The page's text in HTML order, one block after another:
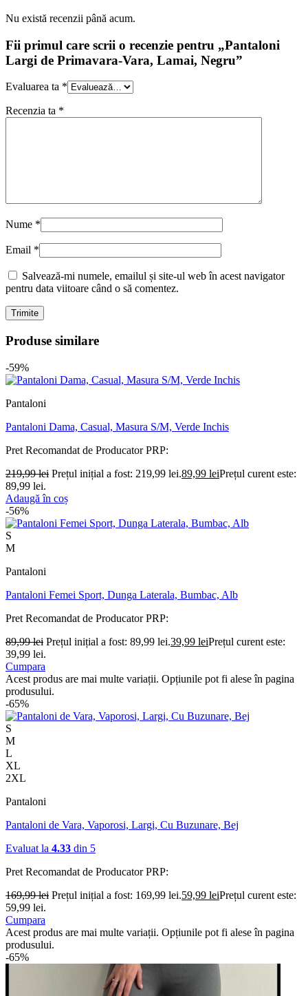
Nu există recenzii până acum.
Fii primul care scrii o recenzie pentru „Pantaloni
Largi de Primavara-Vara, Lamai, Negru”
Evaluarea ta *
Recenzia ta *
Nume *
Email *
Salvează-mi numele, emailul și site-ul web în acest navigator
pentru data viitoare când o să comentez.
Produse similare
-59%
Pantaloni
Pantaloni Dama, Casual, Masura S/M, Verde Inchis
Pret Recomandat de ProducatorPRP:
219,99lei Prețul inițial a fost: 219,99 lei.89,99 leiPrețul curent este:
89,99 lei.
Adaugă în coș
-56%
S
M
Pantaloni
Pantaloni Femei Sport, Dunga Laterala, Bumbac, Alb
Pret Recomandat de ProducatorPRP:
89,99lei Prețul inițial a fost: 89,99 lei.39,99 leiPrețul curent este:
39,99 lei.
Cumpara
Acest produs are mai multe variații. Opțiunile pot fi alese în pagina
produsului.
-65%
S
M
L
XL
2XL
Pantaloni
Pantaloni de Vara, Vaporosi, Largi, Cu Buzunare, Bej
Evaluat la 4.33 din 5
Pret Recomandat de ProducatorPRP:
169,99lei Prețul inițial a fost: 169,99 lei.59,99 leiPrețul curent este:
59,99 lei.
Cumpara
Acest produs are mai multe variații. Opțiunile pot fi alese în pagina
produsului.
-65%